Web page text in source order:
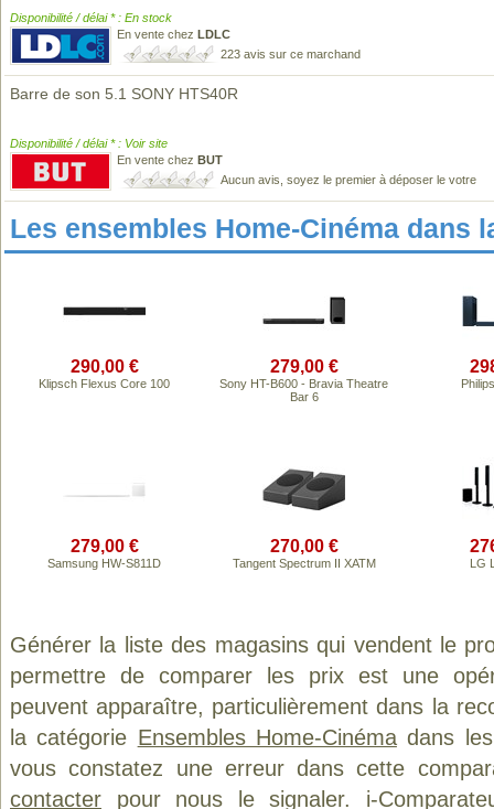
Disponibilité / délai * : En stock
En vente chez LDLC
223 avis sur ce marchand
Barre de son 5.1 SONY HTS40R
Disponibilité / délai * : Voir site
En vente chez BUT
Aucun avis, soyez le premier à déposer le votre
Les ensembles Home-Cinéma dans
290,00 €
Klipsch Flexus Core 100
279,00 €
Sony HT-B600 - Bravia Theatre
Bar 6
279,00 €
Samsung HW-S811D
270,00 €
Tangent Spectrum II XATM LG
Générer la liste des magasins qui vendent le
permettre de comparer les prix est une
peuvent apparaître, particulièrement dans la
la catégorie Ensembles Home-Cinémadans les
vous constatez une erreur dans cette
contacter pour nous le signaler. i-